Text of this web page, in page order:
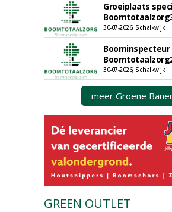
Groeiplaats
30-07-2026, Schalkwijk
Boominspecteur
30-07-2026, Schalkwijk
meer Groene
GREEN OUTLET